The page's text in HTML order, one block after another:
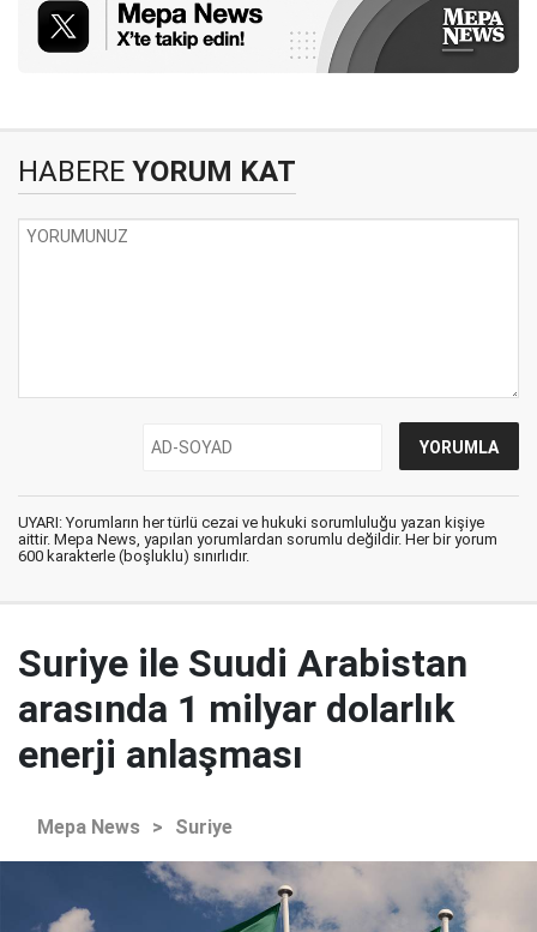
HABERE YORUM KAT
UYARI: Yorumların her türlü cezai ve hukuki sorumluluğu yazan kişiye
aittir. Mepa News, yapılan yorumlardan sorumlu değildir. Her bir yorum
600 karakterle (boşluklu) sınırlıdır.
Suriye ile Suudi Arabistan
arasında 1 milyar dolarlık
enerji anlaşması
Mepa News > Suriye